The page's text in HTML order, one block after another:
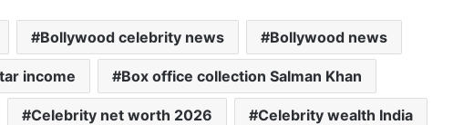
Bollywood celebrity news Bollywood news
income Box office collection Salman Khan
Celebrity net worth 2026 Celebrity wealth India